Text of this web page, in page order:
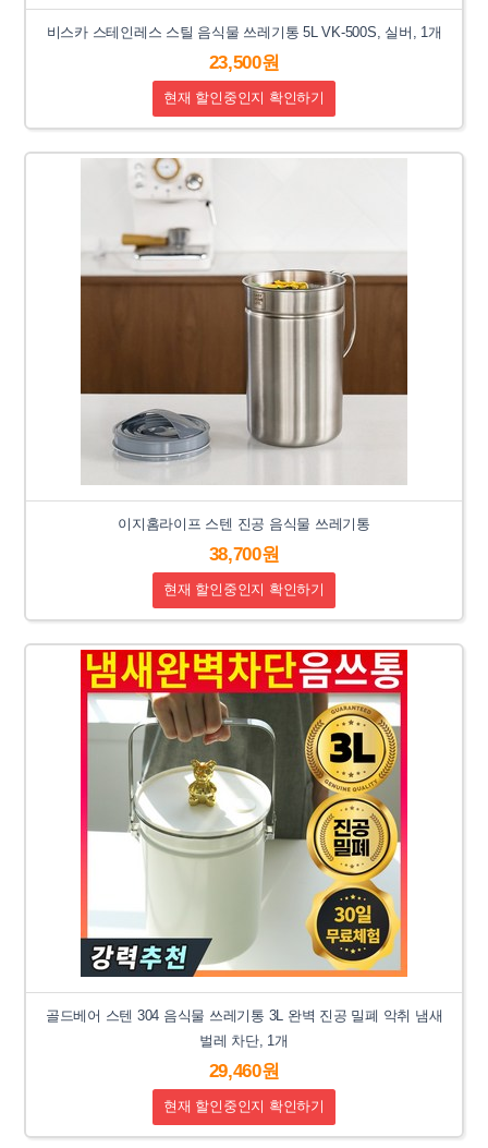
비스카 스테인레스 스틸 음식물 쓰레기통 5L VK-500S, 실버, 1개
23,500원
현재 할인중인지 확인하기
이지홈라이프 스텐 진공 음식물 쓰레기통
38,700원
현재 할인중인지 확인하기
골드베어 스텐 304 음식물 쓰레기통 3L 완벽 진공 밀폐 악취 냄새
벌레 차단, 1개
29,460원
현재 할인중인지 확인하기